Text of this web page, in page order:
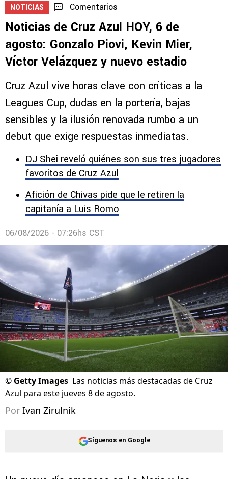
NOTICIAS Comentarios
Noticias de Cruz Azul HOY, 6 de
agosto: Gonzalo Piovi, Kevin Mier,
Víctor Velázquez y nuevo estadio
Cruz Azul vive horas clave con críticas a la
Leagues Cup, dudas en la portería, bajas
sensibles y la ilusión renovada rumbo a un
debut que exige respuestas inmediatas.
DJ Shei reveló quiénes son sus tres jugadores
favoritos de Cruz Azul
Afición de Chivas pide que le retiren la
capitanía a Luis Romo
06/08/2026 - 07:26hs CST
© Getty Images Las noticias más destacadas de Cruz
Azul para este jueves 8 de agosto.
Por Ivan Zirulnik
Síguenos en Google